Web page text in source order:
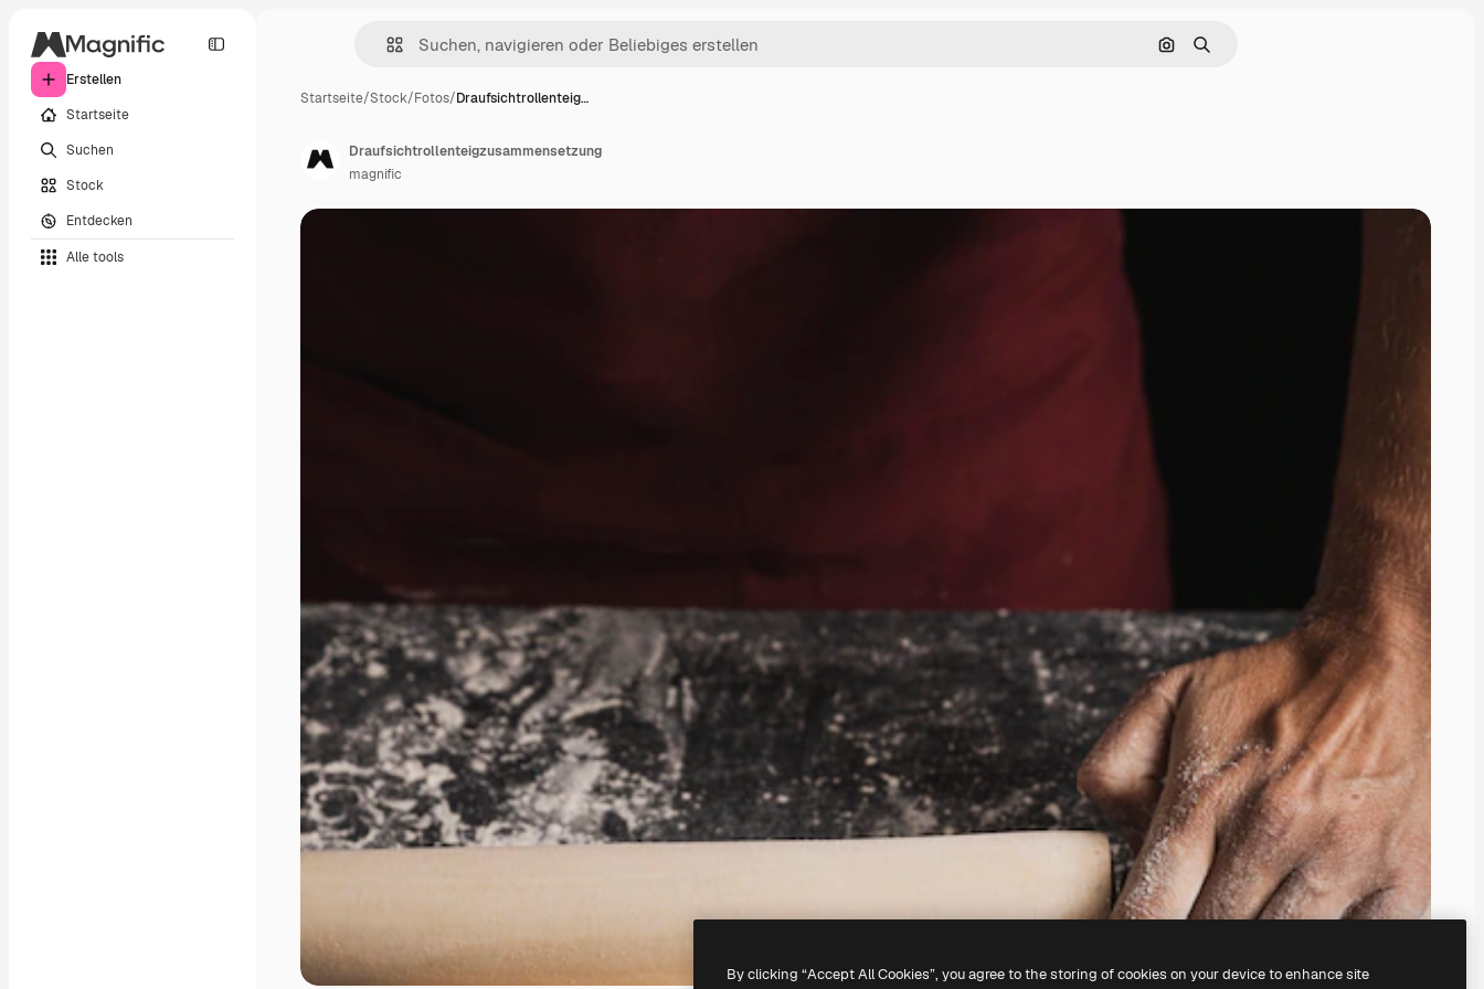
Erstellen
Startseite
Suchen
Stock
Entdecken
Alle tools
Nach Bild suchen
Suchen
Startseite/Stock/Fotos/Draufsichtrollenteig…
Draufsichtrollenteigzusammensetzung
magnific
By clicking “Accept All Cookies”, you agree to the storing of cookies on your device to enhance site